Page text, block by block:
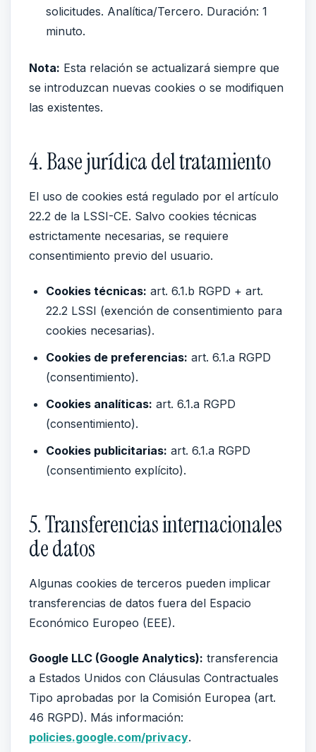
solicitudes. Analítica/Tercero. Duración: 1
minuto.
Nota: Esta relación se actualizará siempre que
se introduzcan nuevas cookies o se modifiquen
las existentes.
4. Base jurídica del tratamiento
El uso de cookies está regulado por el artículo
22.2 de la LSSI-CE. Salvo cookies técnicas
estrictamente necesarias, se requiere
consentimiento previo del usuario.
Cookies técnicas: art. 6.1.b RGPD + art.
22.2 LSSI (exención de consentimiento para
cookies necesarias).
Cookies de preferencias: art. 6.1.a RGPD
(consentimiento).
Cookies analíticas: art. 6.1.a RGPD
(consentimiento).
Cookies publicitarias: art. 6.1.a RGPD
(consentimiento explícito).
5. Transferencias internacionales
de datos
Algunas cookies de terceros pueden implicar
transferencias de datos fuera del Espacio
Económico Europeo (EEE).
Google LLC (Google Analytics): transferencia
a Estados Unidos con Cláusulas Contractuales
Tipo aprobadas por la Comisión Europea (art.
46 RGPD). Más información:
policies.google.com/privacy.